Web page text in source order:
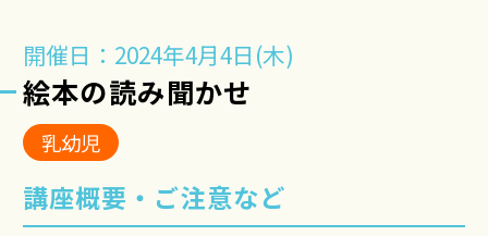
開催日：2024年4月4日(木)
絵本の読み聞かせ
乳幼児
講座概要・ご注意など